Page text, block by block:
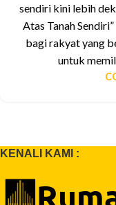
sendiri kini lebih
Atas Tanah
bagi rakyat yang
untuk
KENALI KAMI :